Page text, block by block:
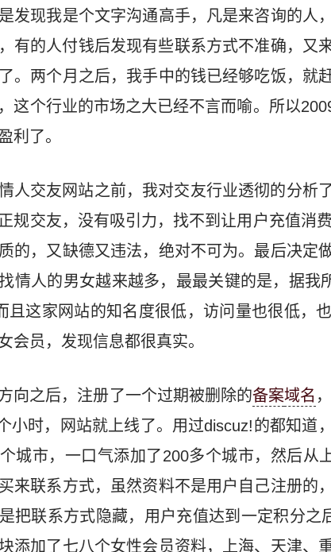
发现我是个文字沟通高手，凡是来咨询的人
有的人付钱后发现有些联系方式不准确，又
。两个月之后，我手中的钱已经够吃饭，就
这个行业的市场之大已经不言而喻。所以
利了。
人交友网站之前，我对交友行业透彻的分析
规交友，没有吸引力，找不到让用户充值消
的，又缺德又违法，绝对不可为。最后决定
情人的男女越来越多，最最关键的是，据我
且这家网站的知名度很低，访问量也很低，
会员，发现信息都很真实。
向之后，注册了一个过期被删除的备案域名
小时，网站就上线了。用过discuz!的都知道
城市，一口气添加了200多个城市，然后从
来联系方式，虽然资料不是用户自己注册的
把联系方式隐藏，用户充值达到一定积分
添加了七八个女性会员资料，上海、天津、